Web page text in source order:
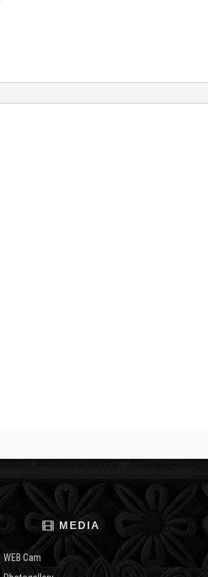
MEDIA
WEB Cam